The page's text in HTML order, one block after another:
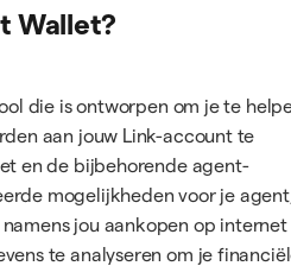
Wallet?
die is ontworpen om je te
aan jouw Link-account te
en de bijbehorende agent-
mogelijkheden voor je
jou aankopen op
te analyseren om je